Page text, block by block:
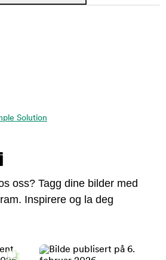
Solution
oss? Tagg dine bilder med
Inspirere og la deg